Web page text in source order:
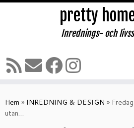
till
innehåll
pretty
Inrednings- och
Hem » INREDNING & DESIGN »
utan…